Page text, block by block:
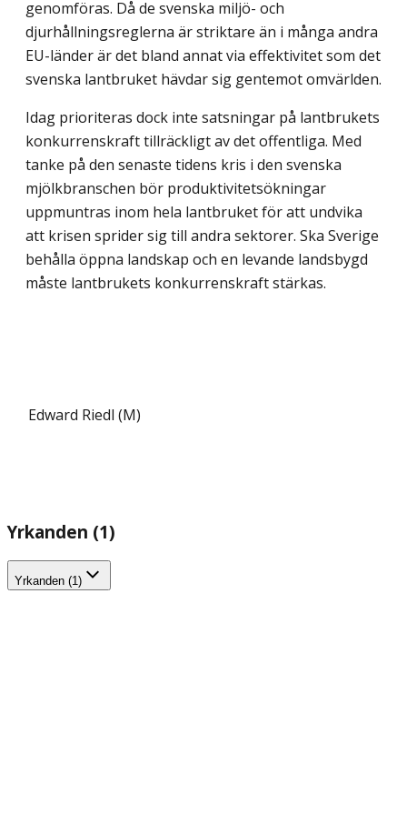
genomföras. Då de svenska miljö- och
djurhållningsreglerna är striktare än i många andra
EU-länder är det bland annat via effektivitet som det
svenska lantbruket hävdar sig gentemot omvärlden.
Idag prioriteras dock inte satsningar på lantbrukets
konkurrenskraft tillräckligt av det offentliga. Med
tanke på den senaste tidens kris i den svenska
mjölkbranschen bör produktivitetsökningar
uppmuntras inom hela lantbruket för att undvika
att krisen sprider sig till andra sektorer. Ska Sverige
behålla öppna landskap och en levande landsbygd
måste lantbrukets konkurrenskraft stärkas.
Edward Riedl (M)
Yrkanden (1)
Yrkanden (1)